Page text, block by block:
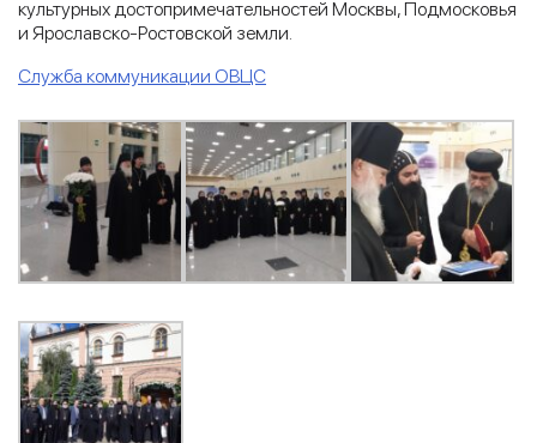
культурных достопримечательностей Москвы, Подмосковья
и Ярославско-Ростовской земли.
Служба коммуникации ОВЦС